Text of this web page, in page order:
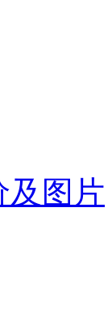
及图片